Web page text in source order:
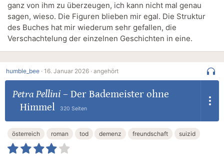
ganz von ihm zu überzeugen, ich kann nicht mal genau
sagen, wieso. Die Figuren blieben mir egal. Die Struktur
des Buches hat mir wiederum sehr gefallen, die
Verschachtelung der einzelnen Geschichten in eine.
humble_bee · 16. Januar 2026 · angehört
Petra Pellini– Der Bademeister ohne
Himmel
320 Seiten
österreich roman tod demenz freundschaft suizid